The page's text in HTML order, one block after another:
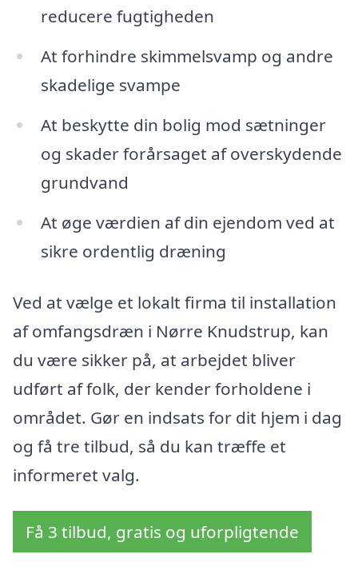
reducere fugtigheden
At forhindre skimmelsvamp og andre
skadelige svampe
At beskytte din bolig mod sætninger
og skader forårsaget af overskydende
grundvand
At øge værdien af din ejendom ved at
sikre ordentlig dræning
Ved at vælge et lokalt firma til installation
af omfangsdræn i Nørre Knudstrup, kan
du være sikker på, at arbejdet bliver
udført af folk, der kender forholdene i
området. Gør en indsats for dit hjem i dag
og få tre tilbud, så du kan træffe et
informeret valg.
Få 3 tilbud, gratis og uforpligtende